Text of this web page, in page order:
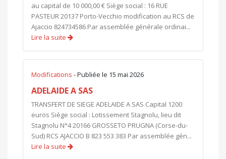
au capital de 10 000,00 € Siège social : 16 RUE
PASTEUR 20137 Porto-Vecchio modification au RCS de
Ajaccio 824734586 Par assemblée générale ordinai...
Lire la suite
Modifications - Publiée le 15 mai 2026
ADELAIDE A SAS
TRANSFERT DE SIEGE ADELAIDE A SAS Capital 1200
euros Siège social : Lotissement Stagnolu, lieu dit
Stagnolu N°4 20166 GROSSETO PRUGNA (Corse-du-
Sud) RCS AJACCIO B 823 553 383 Par assemblée gén...
Lire la suite